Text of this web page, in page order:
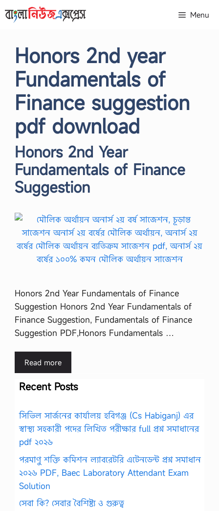
to
Menu
Honors 2nd year
Fundamentals of
Finance suggestion
pdf download
Honors 2nd Year
Fundamentals of Finance
Suggestion
Honors 2nd Year Fundamentals of Finance
Suggestion Honors 2nd Year Fundamentals of
Finance Suggestion, Fundamentals of Finance
Suggestion PDF,Honors Fundamentals …
Read more
Recent Posts
সিভিল সার্জনের কার্যালয় হবিগঞ্জ (Cs Habiganj) এর
স্বাস্থ্য সহকারী পদের লিখিত পরীক্ষার full প্রশ্ন সমাধানের
pdf ২০২৬
পরমাণু শক্তি কমিশন ল্যাবরেটরি এটেনডেন্ট প্রশ্ন সমাধান
২০২৬ PDF, Baec Laboratory Attendant Exam
Solution
সেবা কি? সেবার বৈশিষ্ট্য ও গুরুত্ব